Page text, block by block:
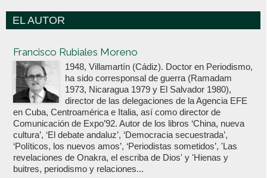
EL AUTOR
Francisco Rubiales Moreno
1948, Villamartín (Cádiz). Doctor en Periodismo,
ha sido corresponsal de guerra (Ramadam
1973, Nicaragua 1979 y El Salvador 1980),
director de las delegaciones de la Agencia EFE
en Cuba, Centroamérica e Italia, así como director de
Comunicación de Expo’92. Autor de los libros ‘China, nueva
cultura’, ‘El debate andaluz’, ‘Democracia secuestrada’,
‘Políticos, los nuevos amos’, ‘Periodistas sometidos’, 'Las
revelaciones de Onakra, el escriba de Dios' y 'Hienas y
buitres, periodismo y relaciones...